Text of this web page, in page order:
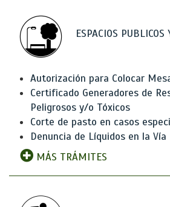
ESPACIOS
Autorización para Colocar
Certificado Generadores de
Peligrosos y/o Tóxicos
Corte de pasto en casos
Denuncia de Líquidos en la Vía
MÁS TRÁMITES